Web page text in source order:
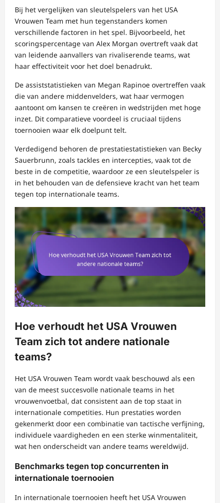
Bij het vergelijken van sleutelspelers van het USA
Vrouwen Team met hun tegenstanders komen
verschillende factoren in het spel. Bijvoorbeeld, het
scoringspercentage van Alex Morgan overtreft vaak dat
van leidende aanvallers van rivaliserende teams, wat
haar effectiviteit voor het doel benadrukt.
De assiststatistieken van Megan Rapinoe overtreffen vaak
die van andere middenvelders, wat haar vermogen
aantoont om kansen te creëren in wedstrijden met hoge
inzet. Dit comparatieve voordeel is cruciaal tijdens
toernooien waar elk doelpunt telt.
Verdedigend behoren de prestatiestatistieken van Becky
Sauerbrunn, zoals tackles en intercepties, vaak tot de
beste in de competitie, waardoor ze een sleutelspeler is
in het behouden van de defensieve kracht van het team
tegen top internationale teams.
Hoe verhoudt het USA Vrouwen
Team zich tot andere nationale
teams?
Het USA Vrouwen Team wordt vaak beschouwd als een
van de meest succesvolle nationale teams in het
vrouwenvoetbal, dat consistent aan de top staat in
internationale competities. Hun prestaties worden
gekenmerkt door een combinatie van tactische verfijning,
individuele vaardigheden en een sterke winmentaliteit,
wat hen onderscheidt van andere teams wereldwijd.
Benchmarks tegen top concurrenten in
internationale toernooien
In internationale toernooien heeft het USA Vrouwen